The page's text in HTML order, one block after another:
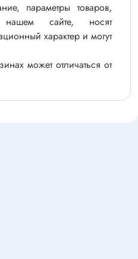
параметры товаров,
нашем сайте, носят
характер и могут
может отличаться от